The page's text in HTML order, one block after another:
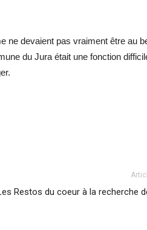
ne devaient pas vraiment être au
du Jura était une fonction
Restos du coeur à la recherche